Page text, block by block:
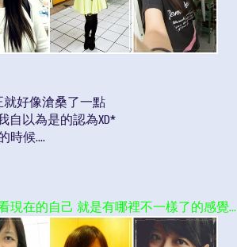
好像滄桑了一點
自以為是的認為XD*
時候....
現在的自己 就是有哪裡不一樣了的感覺...